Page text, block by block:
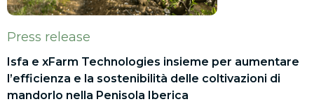
Press release
Isfa e xFarm Technologies insieme per aumentare
l’efficienza e la sostenibilità delle coltivazioni di
mandorlo nella Penisola Iberica